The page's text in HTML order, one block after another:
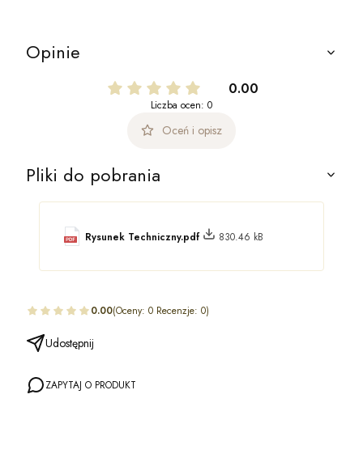
Opinie
0.00
Liczba ocen: 0
Oceń i opisz
Pliki do pobrania
Rysunek Techniczny.pdf 830.46 kB
0.00(Oceny: 0 Recenzje: 0)
Udostępnij
ZAPYTAJ O PRODUKT